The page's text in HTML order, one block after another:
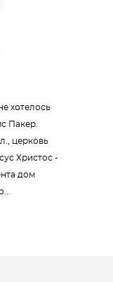
хотелось
Пакер.
церковь
Христос -
дом